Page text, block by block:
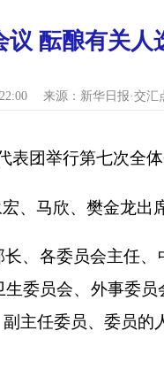
酝酿有关
来源：新华日报·交汇
团举行第七次全
、马欣、樊金龙出
、各委员会主任
委员会、外事委
主任委员、委员的